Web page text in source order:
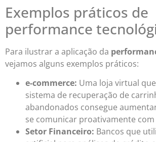
Exemplos práticos de
performance
Para ilustrar a aplicação da
vejamos alguns exemplos práticos:
e-commerce: Uma loja virtual
sistema de recuperação de
abandonados consegue
se comunicar proativamente com
Setor Financeiro: Bancos que